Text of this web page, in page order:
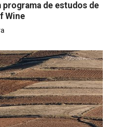
de estudos de
Wine